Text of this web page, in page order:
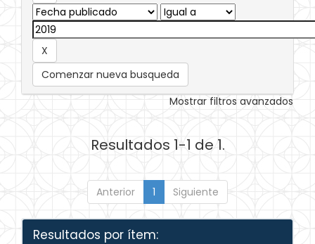
Comenzar nueva busqueda
Mostrar filtros avanzados
Resultados 1-1 de 1.
Anterior 1 Siguiente
Resultados por ítem: